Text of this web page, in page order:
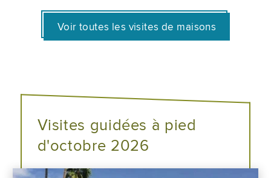
Voir toutes les visites de maisons
Visites guidées à pied
d'octobre 2026